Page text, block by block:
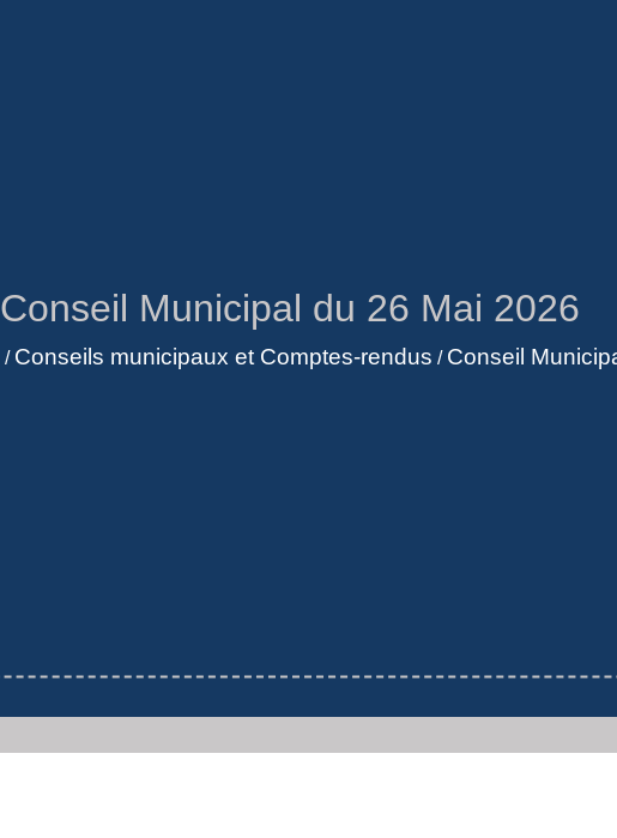
Conseil Municipal du 26 Mai 2026
/ Conseils municipaux et Comptes-rendus / Conseil